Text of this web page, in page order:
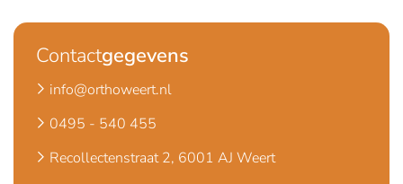
Contactgegevens
info@orthoweert.nl
0495 - 540 455
Recollectenstraat 2, 6001 AJ Weert